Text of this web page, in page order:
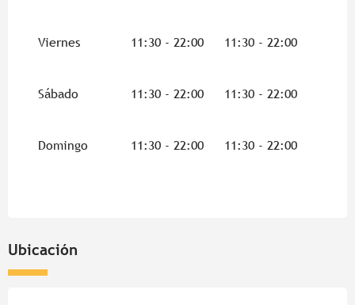
Viernes 11:30 - 22:00 11:30 - 22:00
Sábado 11:30 - 22:00 11:30 - 22:00
Domingo 11:30 - 22:00 11:30 - 22:00
Ubicación